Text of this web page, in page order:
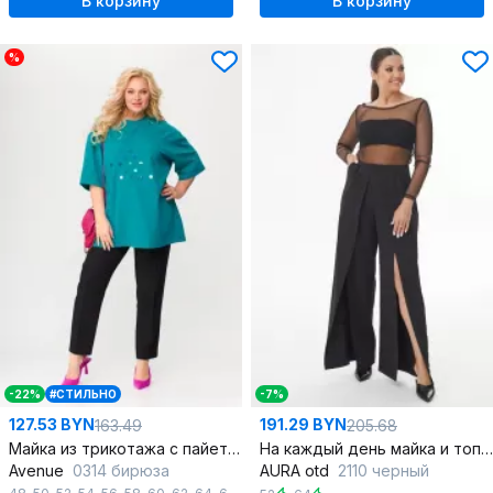
%
-22% #СТИЛЬНО
127.53 BYN163.49
Майка из трикотажа с пайетками в летнем стиле
Avenue 0314 бирюза
-7%
191.29 BYN205.68
На каждый день майка и топ из сетки и трикотажа
AURA otd 2110 черный